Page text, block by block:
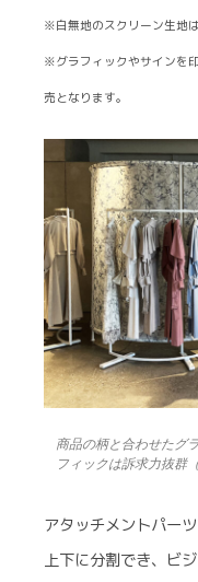
※白無地のスクリーン生地
※グラフィックやサインを
売となります。
商品の柄と合わせたグラ
フィックは訴求力抜群
アタッチメントパー
上下に分割でき、ビ